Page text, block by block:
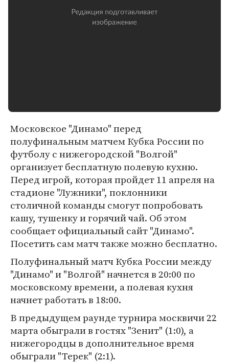
Московское "Динамо" перед
полуфинальным матчем Кубка России по
футболу с нижегородской "Волгой"
организует бесплатную полевую кухню.
Перед игрой, которая пройдет 11 апреля на
стадионе "Лужники", поклонники
столичной команды смогут попробовать
кашу, тушенку и горячий чай. Об этом
сообщает официальный сайт "Динамо".
Посетить сам матч также можно бесплатно.
Полуфинальный матч Кубка России между
"Динамо" и "Волгой" начнется в 20:00 по
московскому времени, а полевая кухня
начнет работать в 18:00.
В предыдущем раунде турнира москвичи 22
марта обыграли в гостях "Зенит" (1:0), а
нижегородцы в дополнительное время
обыграли "Терек" (2:1).